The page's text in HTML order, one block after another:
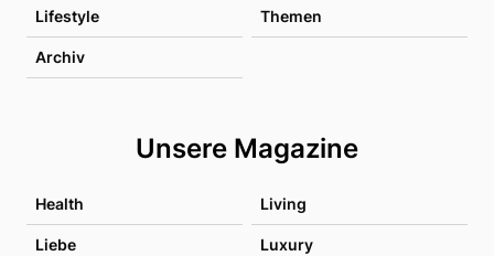
Lifestyle Themen
Archiv
Unsere Magazine
Health Living
Liebe Luxury